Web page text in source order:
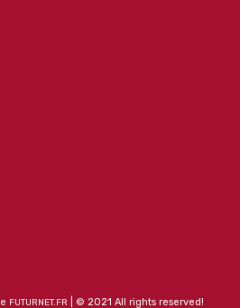
FUTURNET.FR | © 2021 All rights reserved!